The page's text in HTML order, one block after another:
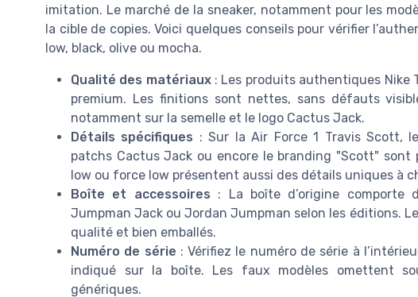
imitation. Le marché de la sneaker, notamment pour les
la cible de copies. Voici quelques conseils pour vérifier
low, black, olive ou mocha.
Qualité des matériaux: Les produits authentiques Nike
premium. Les finitions sont nettes, sans défauts
notamment sur la semelle et le logo Cactus Jack.
Détails spécifiques : Sur la Air Force 1 Travis Scott,
patchs Cactus Jack ou encore le branding "Scott" sont
low ou force low présentent aussi des détails uniques à
Boîte et accessoires : La boîte d’origine comporte
Jumpman Jack ou Jordan Jumpman selon les éditions.
qualité et bien emballés.
Numéro de série : Vérifiez le numéro de série à
indiqué sur la boîte. Les faux modèles omettent
génériques.